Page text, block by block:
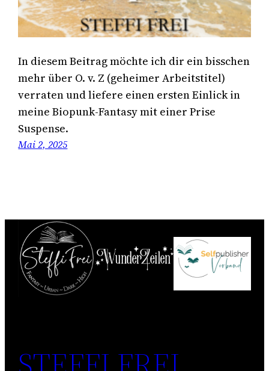
In diesem Beitrag möchte ich dir ein bisschen
mehr über O. v. Z (geheimer Arbeitstitel)
verraten und liefere einen ersten Einlick in
meine Biopunk-Fantasy mit einer Prise
Suspense.
Mai 2, 2025